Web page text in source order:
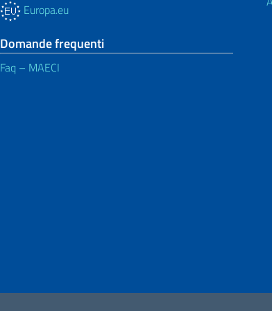
Europa.eu
Domande frequenti
Faq – MAECI